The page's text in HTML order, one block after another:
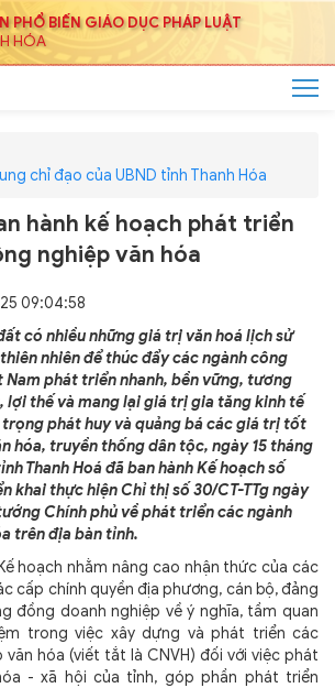
PHỔ BIẾN GIÁO DỤC PHÁP LUẬT
HÓA
chỉ đạo của UBND tỉnh Thanh Hóa
hành kế hoạch phát triển
nghiệp văn hóa
09:04:58
có nhiều những giá trị văn hoá lịch sử
nhiên để thúc đẩy các ngành công
Nam phát triển nhanh, bền vững, tương
lợi thế và mang lại giá trị gia tăng kinh tế
phát huy và quảng bá các giá trị tốt
hóa, truyền thống dân tộc, ngày 15 tháng
Thanh Hoá đã ban hành Kế hoạch số
khai thực hiện Chỉ thị số 30/CT-TTg ngày
Chính phủ về phát triển các ngành
trên địa bàn tỉnh.
hoạch nhằm nâng cao nhận thức của các
cấp chính quyền địa phương, cán bộ, đảng
đồng doanh nghiệp về ý nghĩa, tầm quan
trong việc xây dựng và phát triển các
văn hóa (viết tắt là CNVH) đối với việc phát
- xã hội của tỉnh, góp phần phát triển